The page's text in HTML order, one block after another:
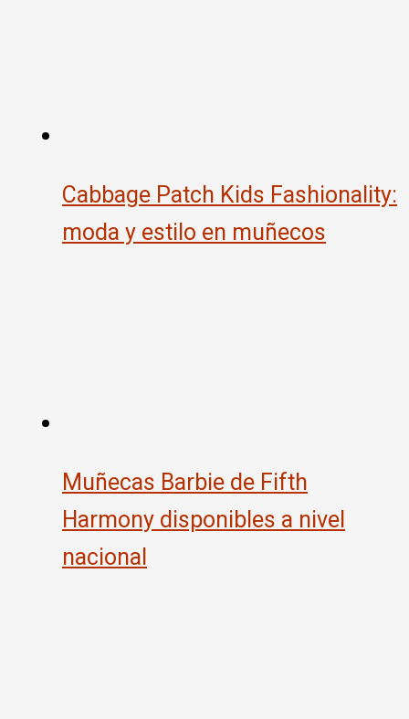
Cabbage Patch Kids Fashionality:
moda y estilo en muñecos
Muñecas Barbie de Fifth
Harmony disponibles a nivel
nacional